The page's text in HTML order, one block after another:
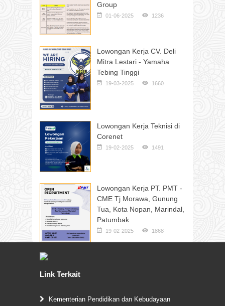
Group
01-06-2025 1236
Lowongan Kerja CV. Deli
Mitra Lestari - Yamaha
Tebing Tinggi
19-03-2025 1660
Lowongan Kerja Teknisi di
Corenet
19-02-2025 1491
Lowongan Kerja PT. PMT -
CME Tj Morawa, Gunung
Tua, Kota Nopan, Marindal,
Patumbak
19-02-2025 1868
Link Terkait
Kementerian Pendidikan dan Kebudayaan